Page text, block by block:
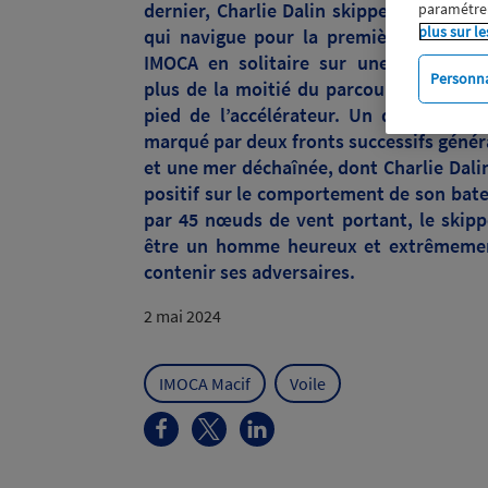
dernier, Charlie Dalinskipper de
qui navigue pour la première fois à
IMOCA en solitaire sur une
plus de la moitié du parcours vers New
pied de l’accélérateur. Un début de
marqué par deux fronts successifs
et une mer déchaînée, dont Charlie
positif sur le comportement de son
par 45 nœuds de vent portant, le
être un homme heureux et
contenir ses adversaires.
2 mai 2024
IMOCA Macif Voile
plus sur